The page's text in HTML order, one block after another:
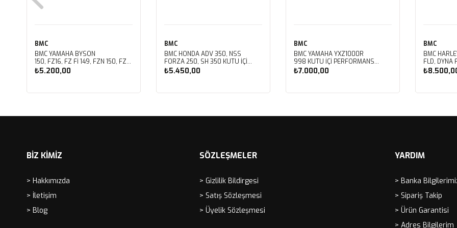
BMC
BMC YAMAHA BYSON
150, FZ16, FZ FI 149, FZN 150, FZS
FI V3 KUTU İÇİ PERFORMANS
HAVA FİLTRESİ FM01147
₺5.200,00
BMC
BMC HONDA ADV 350, NSS
FORZA 250, SH 350 KUTU İÇİ
PERFORMANS HAVA FİLTRESİ
₺5.450,00
BMC
BMC YAMAHA YXZ1000R
998 KUTU İÇİ PERFORMANS
HAVA FİLTRESİ FM01128
₺7.000,00
BMC
BMC
FLD, DYNA
FXDBB,
FXDF,
FM01123
BİZ KİMİZ
> Hakkımızda
> İletişim
> Blog
SÖZLEŞMELER
> Gizlilik Bildirgesi
> Satış Sözleşmesi
> Üyelik Sözleşmesi
YARDIM
> Banka
> Sipariş Takip
> Ürün Garantisi
> Adres Bilgilerim